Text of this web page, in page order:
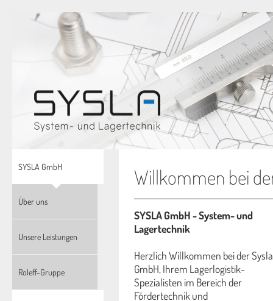
SYSLA GmbH
Über uns
Unsere Leistungen
Roleff-Gruppe
Willkommen bei
SYSLA GmbH - System- und
Lagertechnik
Herzlich Willkommen bei der Sysla
GmbH, Ihrem Lagerlogistik-
Spezialisten im Bereich der
Fördertechnik und